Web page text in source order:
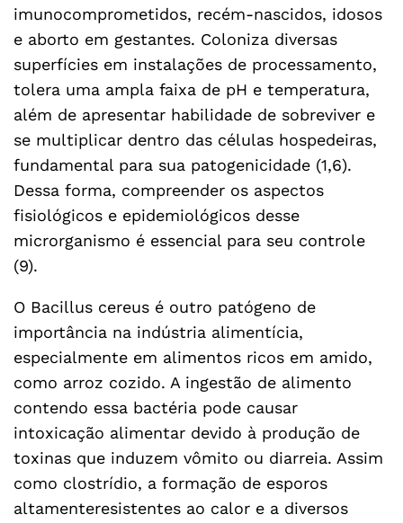
imunocomprometidos, recém-nascidos, idosos
e aborto em gestantes. Coloniza diversas
superfícies em instalações de processamento,
tolera uma ampla faixa de pH e temperatura,
além de apresentar habilidade de sobreviver e
se multiplicar dentro das células hospedeiras,
fundamental para sua patogenicidade (1,6).
Dessa forma, compreender os aspectos
fisiológicos e epidemiológicos desse
microrganismo é essencial para seu controle
(9).
O Bacillus cereus é outro patógeno de
importância na indústria alimentícia,
especialmente em alimentos ricos em amido,
como arroz cozido. A ingestão de alimento
contendo essa bactéria pode causar
intoxicação alimentar devido à produção de
toxinas que induzem vômito ou diarreia. Assim
como clostrídio, a formação de esporos
altamenteresistentes ao calor e a diversos